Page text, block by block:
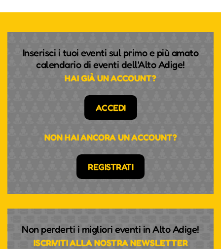
Inserisci i tuoi eventi sul primo e più amato
calendario di eventi dell'Alto Adige!
HAI GIÀ UN ACCOUNT?
ACCEDI
NON HAI ANCORA UN ACCOUNT?
REGISTRATI
Non perderti i migliori eventi in Alto Adige!
ISCRIVITI ALLA NOSTRA NEWSLETTER